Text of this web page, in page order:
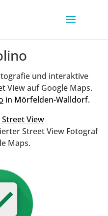
und interaktive
View auf Google Maps.
in Mörfelden-Walldorf.
Street View
Street View Fotograf
Maps.